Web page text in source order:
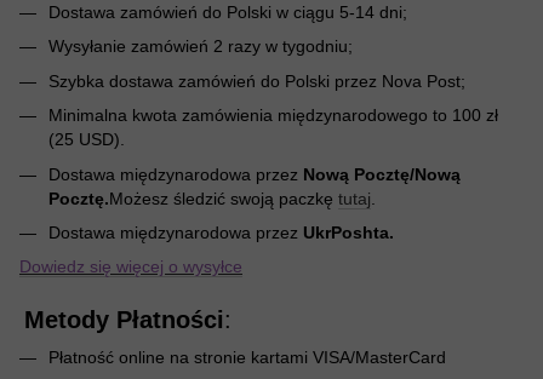
Dostawa zamówień do Polski w ciągu 5-14 dni;
Wysyłanie zamówień 2 razy w tygodniu;
Szybka dostawa zamówień do Polski przez Nova Post;
Minimalna kwota zamówienia międzynarodowego to 100 zł
(25 USD).
Dostawa międzynarodowa przez Nową Pocztę/Nową
Pocztę.Możesz śledzić swoją paczkę tutaj
Dostawa międzynarodowa przez UkrPoshta.
Dowiedz się więcej o wysyłce
Metody Płatności:
Płatność online na stronie kartami VISA/MasterCard